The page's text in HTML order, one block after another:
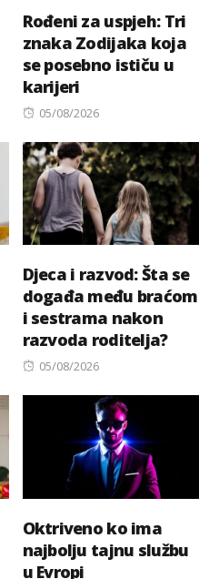
Rođeni za uspjeh: Tri
znaka Zodijaka koja
se posebno ističu u
karijeri
Posted
05/08/2026
Djeca i razvod: Šta se
događa među braćom
i sestrama nakon
razvoda roditelja?
Posted
05/08/2026
Oktriveno ko ima
najbolju tajnu službu
u Evropi